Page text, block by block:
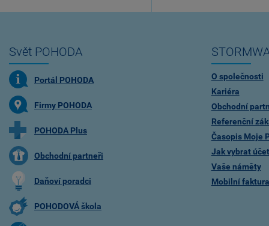
Svět POHODA
Portál POHODA
Firmy POHODA
POHODA Plus
Obchodní partneři
Daňoví poradci
POHODOVÁ škola
O společnosti
Kariéra
Obchodní
Referenční
Časopis Moje
Jak vybrat
Vaše náměty
Mobilní